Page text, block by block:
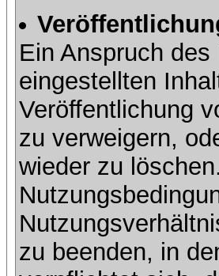
Ein Anspruch
eingestellten
Veröffentlichung
zu verweigern,
wieder zu
zu beenden, in